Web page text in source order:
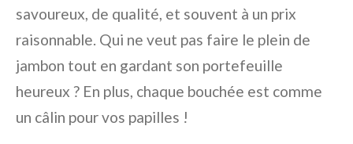
savoureux, de qualité, et souvent à un prix
raisonnable. Qui ne veut pas faire le plein de
jambon tout en gardant son portefeuille
heureux ? En plus, chaque bouchée est comme
un câlin pour vos papilles !